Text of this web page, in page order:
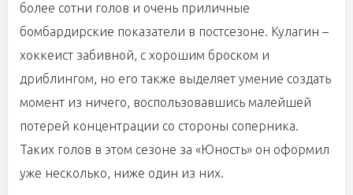
более сотни голов и очень приличные
бомбардирские показатели в постсезоне. Кулагин –
хоккеист забивной, с хорошим броском и
дриблингом, но его также выделяет умение создать
момент из ничего, воспользовавшись малейшей
потерей концентрации со стороны соперника.
Таких голов в этом сезоне за «Юность» он оформил
уже несколько, ниже один из них.